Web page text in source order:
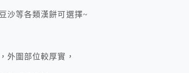
沙等各類漢餅可選擇~
外圍部位較厚實，